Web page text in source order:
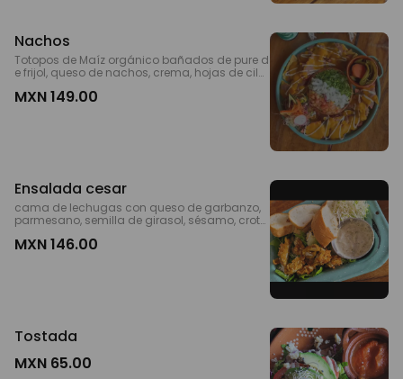
Nachos
Totopos de Maíz orgánico bañados de pure d
e frijol, queso de nachos, crema, hojas de cila
MXN 149.00
Ensalada cesar
cama de lechugas con queso de garbanzo,
parmesano, semilla de girasol, sésamo, croto
as de KFC sobre lechuga, queso rayado, croto
MXN 146.00
Tostada
MXN 65.00